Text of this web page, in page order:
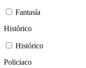
Fantasía
Histórico
Histórico
Policiaco